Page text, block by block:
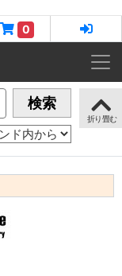
0
検索